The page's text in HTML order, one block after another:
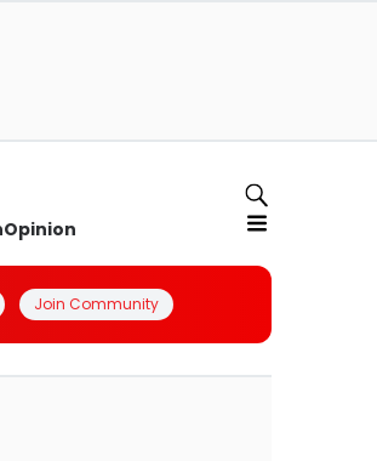
Opinion
Join Community